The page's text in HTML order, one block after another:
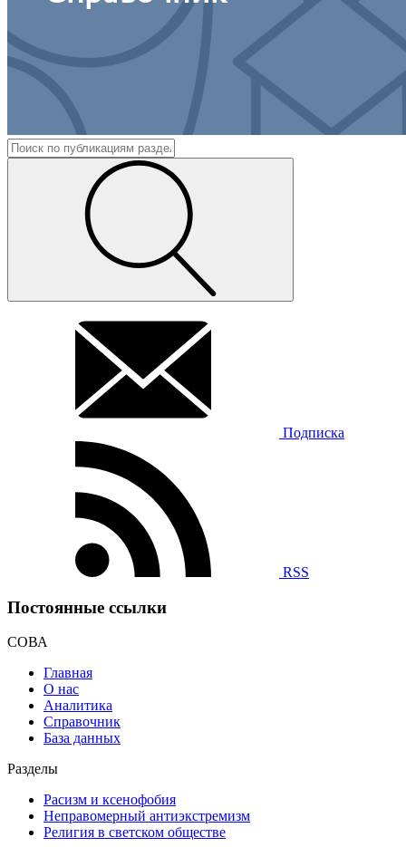
Подписка
RSS
Постоянные ссылки
СОВА
Главная
О нас
Аналитика
Справочник
База данных
Разделы
Расизм и ксенофобия
Неправомерный антиэкстремизм
Религия в светском обществе